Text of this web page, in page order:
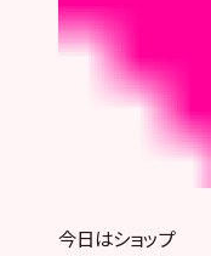
今日はショップ